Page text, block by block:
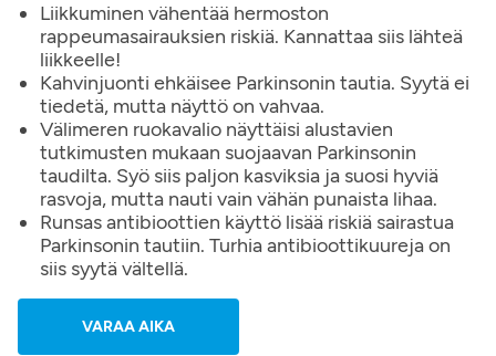
Liikkuminen vähentää hermoston
rappeumasairauksien riskiä. Kannattaa siis lähteä
liikkeelle!
Kahvinjuonti ehkäisee Parkinsonin tautia. Syytä ei
tiedetä, mutta näyttö on vahvaa.
Välimeren ruokavalio näyttäisi alustavien
tutkimusten mukaan suojaavan Parkinsonin
taudilta. Syö siis paljon kasviksia ja suosi hyviä
rasvoja, mutta nauti vain vähän punaista lihaa.
Runsas antibioottien käyttö lisää riskiä sairastua
Parkinsonin tautiin. Turhia antibioottikuureja on
siis syytä vältellä.
VARAA AIKA